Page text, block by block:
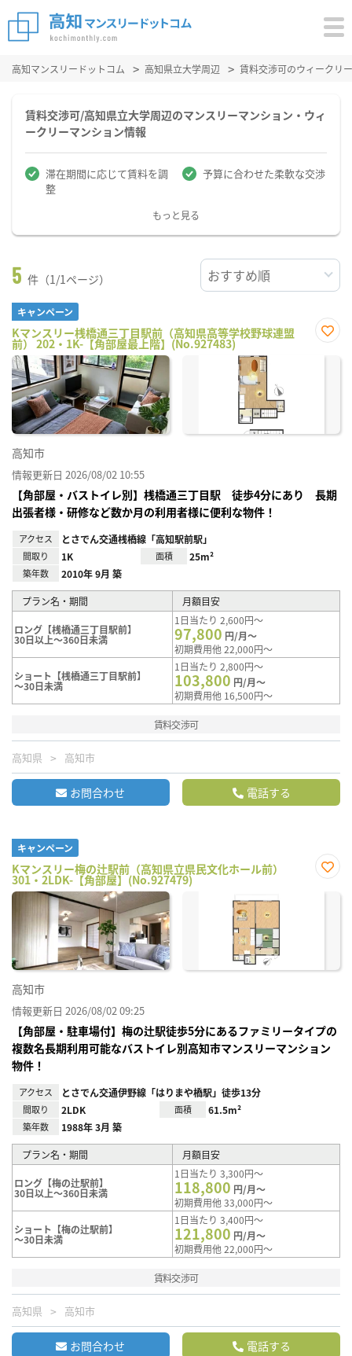
高知マンスリードットコム 高知県立大学周辺 賃料交渉可のウィークリ
賃料交渉可/高知県立大学周辺のマンスリーマンション・ウィ
ークリーマンション情報
滞在期間に応じて賃料を調
整
予算に合わせた柔軟な交渉
もっと見る
5 件（1/1ページ）
キャンペーン
Kマンスリー桟橋通三丁目駅前（高知県高等学校野球連盟
前） 202・1K-【角部屋最上階】(No.927483)
に入
高知市
情報更新日 2026/08/02 10:55
【角部屋・バストイレ別】桟橋通三丁目駅 徒歩4分にあり 長期
出張者様・研修など数か月の利用者様に便利な物件！
アクセス とさでん交通桟橋線「高知駅前駅」
間取り 1K 面積 25m²
築年数 2010年 9月 築
プラン名・期間 月額目安
ロング【桟橋通三丁目駅前】
30日以上～360日未満
1日当たり 2,600円～
97,800 円/月～
初期費用他 22,000円～
ショート【桟橋通三丁目駅前】
～30日未満
1日当たり 2,800円～
103,800 円/月～
初期費用他 16,500円～
賃料交渉可
高知県 高知市
お問合わせ 電話する
キャンペーン
Kマンスリー梅の辻駅前（高知県立県民文化ホール前）
301・2LDK-【角部屋】(No.927479)
に入
高知市
情報更新日 2026/08/02 09:25
【角部屋・駐車場付】梅の辻駅徒歩5分にあるファミリータイプの
複数名長期利用可能なバストイレ別高知市マンスリーマンション
物件！
アクセス とさでん交通伊野線「はりまや橋駅」徒歩13分
間取り 2LDK 面積 61.5m²
築年数 1988年 3月 築
プラン名・期間 月額目安
ロング【梅の辻駅前】
30日以上～360日未満
1日当たり 3,300円～
118,800 円/月～
初期費用他 33,000円～
ショート【梅の辻駅前】
～30日未満
1日当たり 3,400円～
121,800 円/月～
初期費用他 22,000円～
賃料交渉可
高知県 高知市
お問合わせ 電話する